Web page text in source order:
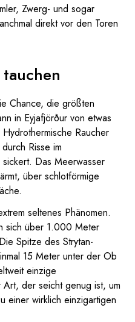
Zwerg- und sogar
direkt vor den Toren
Chance, die größten
in Eyjafjörður von etwas
Raucher
Risse im
Das Meerwasser
über schlotförmige
seltenes Phänomen.
sich über 1.000 Meter
Spitze des Strytan-
15 Meter unter der Ob
einzige
der seicht genug ist, um
einer wirklich einzigartigen